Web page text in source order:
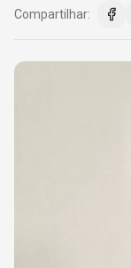
Compartilhar: